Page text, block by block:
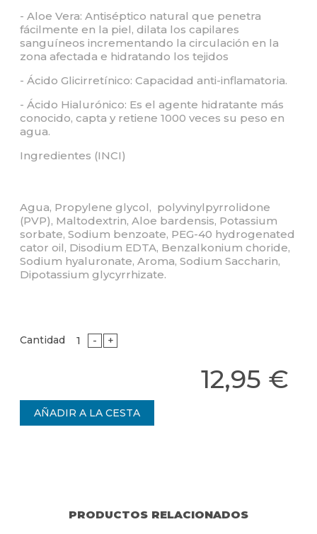
- Aloe Vera: Antiséptico natural que penetra
fácilmente en la piel, dilata los capilares
sanguíneos incrementando la circulación en la
zona afectada e hidratando los tejidos
- Ácido Glicirretínico: Capacidad anti-inflamatoria.
- Ácido Hialurónico: Es el agente hidratante más
conocido, capta y retiene 1000 veces su peso en
agua.
Ingredientes (INCI)
Agua, Propylene glycol, polyvinylpyrrolidone
(PVP), Maltodextrin, Aloe bardensis, Potassium
sorbate, Sodium benzoate, PEG-40 hydrogenated
cator oil, Disodium EDTA, Benzalkonium choride,
Sodium hyaluronate, Aroma, Sodium Saccharin,
Dipotassium glycyrrhizate.
Cantidad - +
12,95 €
PRODUCTOS RELACIONADOS